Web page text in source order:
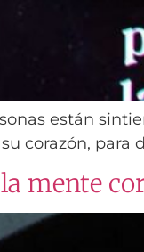
están
corazón, para
mente